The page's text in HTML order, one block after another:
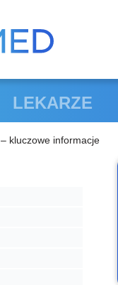
LEKARZE
kluczowe informacje